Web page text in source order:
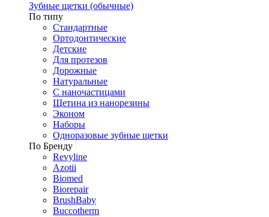
Зубные щетки (обычные)
По типу
Стандартные
Ортодонтические
Детские
Для протезов
Дорожные
Натуральные
С наночастицами
Щетина из нанорезины
Эконом
Наборы
Одноразовые зубные щетки
По Бренду
Revyline
Azotii
Biomed
Biorepair
BrushBaby
Buccotherm